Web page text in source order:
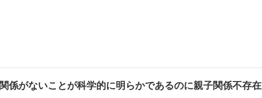
がないことが科学的に明らかであるのに親子関係不存在